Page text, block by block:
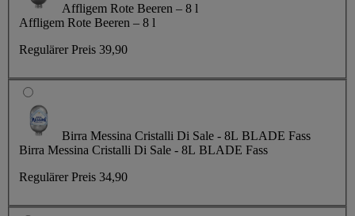
Affligem Rote Beeren – 8 l
Affligem Rote Beeren – 8 l
Regulärer Preis 39,90
Birra Messina Cristalli Di Sale - 8L BLADE Fass
Birra Messina Cristalli Di Sale - 8L BLADE Fass
Regulärer Preis 34,90